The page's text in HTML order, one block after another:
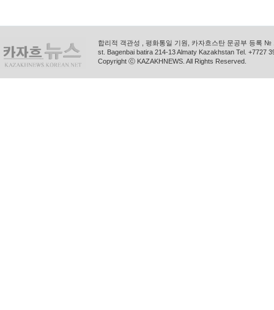
합리적 객관성 , 평화통일 기원, 카자흐스탄 문공부 등록
st. Bagenbai batira 214-13 Almaty Kazakhstan Tel. +7727
Copyright ⓒ KAZAKHNEWS. All Rights Reserved.